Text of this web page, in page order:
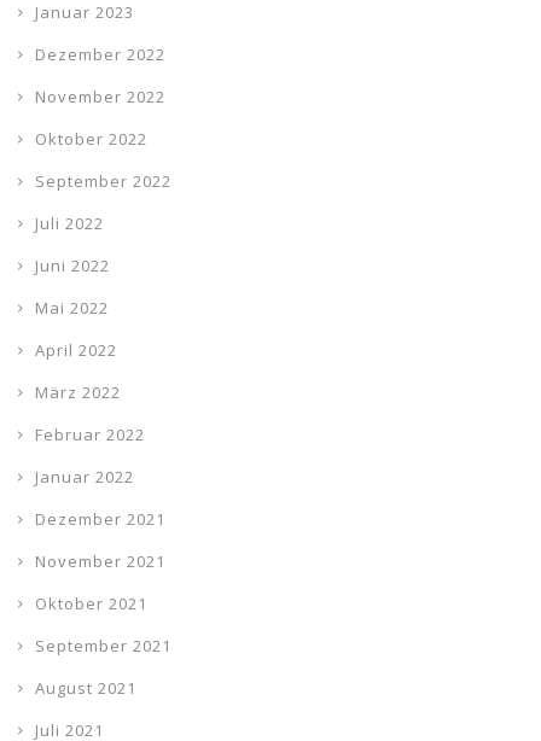
Januar 2023
Dezember 2022
November 2022
Oktober 2022
September 2022
Juli 2022
Juni 2022
Mai 2022
April 2022
März 2022
Februar 2022
Januar 2022
Dezember 2021
November 2021
Oktober 2021
September 2021
August 2021
Juli 2021